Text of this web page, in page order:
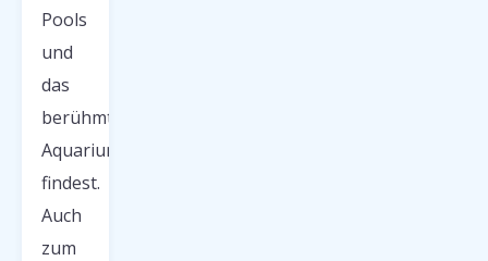
Pools
und
das
berühmte
Aquarium
findest.
Auch
zum